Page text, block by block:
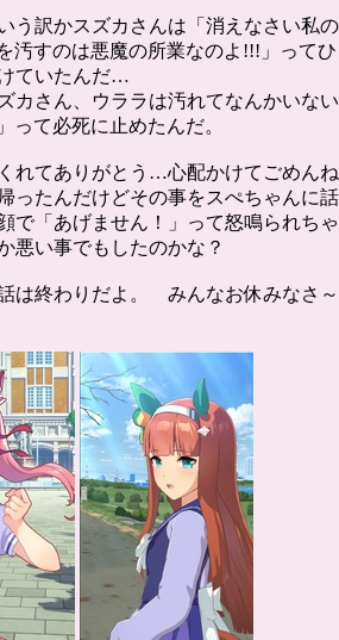
う訳かスズカさんは「消えなさい私の
すのは悪魔の所業なのよ!!!」ってひ
ていたんだ…
カさん、ウララは汚れてなんかいない
て必死に止めたんだ。
れてありがとう…心配かけてごめんね
ったんだけどその事をスぺちゃんに話
で「あげません！」って怒鳴られちゃ
い事でもしたのかな？
は終わりだよ。 みんなお休みなさ～